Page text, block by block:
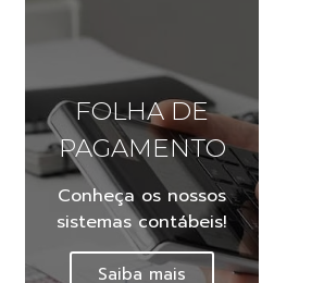
FOLHA DE
PAGAMENTO
Conheça os nossos
sistemas contábeis!
Saiba mais